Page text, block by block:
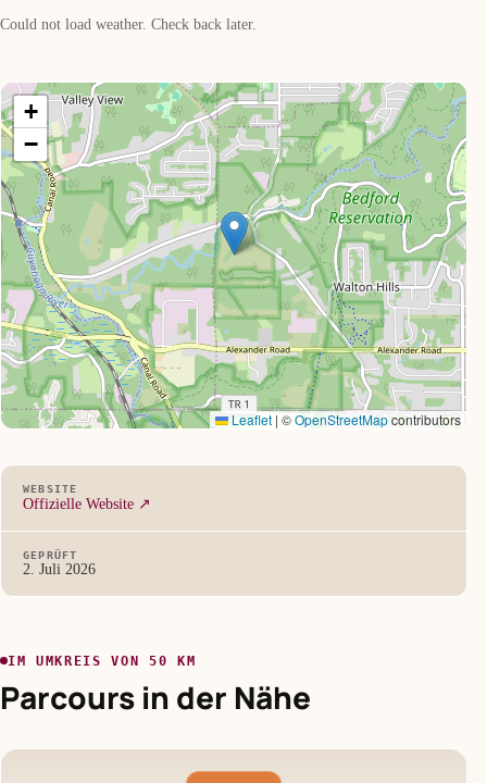
Could not load weather. Check back later.
+
−
Leaflet | ©OpenStreetMapcontributors
WEBSITE
Offizielle Website ↗
GEPRÜFT
2. Juli 2026
IM UMKREIS VON 50 KM
Parcours in der Nähe